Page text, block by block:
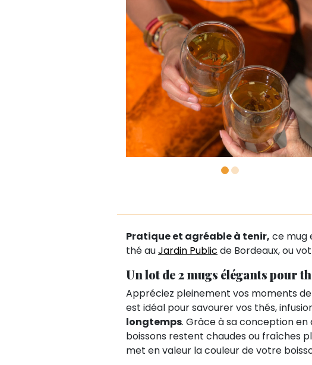
Pratique et agréable à tenir, ce mug
thé auJardin Public de Bordeaux, ou
Un lot de 2 mugs élégants pour
Appréciez pleinement vos moments
est idéal pour savourer vos thés,
longtemps. Grâce à sa conception en
boissons restent chaudes ou fraîches
met en valeur la couleur de votre